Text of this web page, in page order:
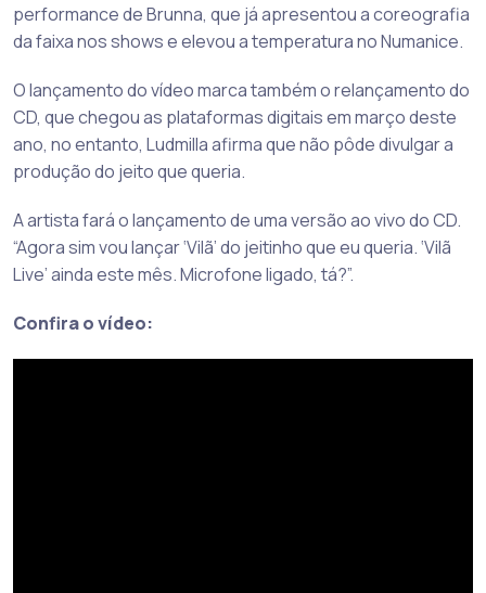
performance de Brunna, que já apresentou a coreografia
da faixa nos shows e elevou a temperatura no Numanice.
O lançamento do vídeo marca também o relançamento do
CD, que chegou as plataformas digitais em março deste
ano, no entanto, Ludmilla afirma que não pôde divulgar a
produção do jeito que queria.
A artista fará o lançamento de uma versão ao vivo do CD.
“Agora sim vou lançar ‘Vilã’ do jeitinho que eu queria. ‘Vilã
Live’ ainda este mês. Microfone ligado, tá?”.
Confira o vídeo: